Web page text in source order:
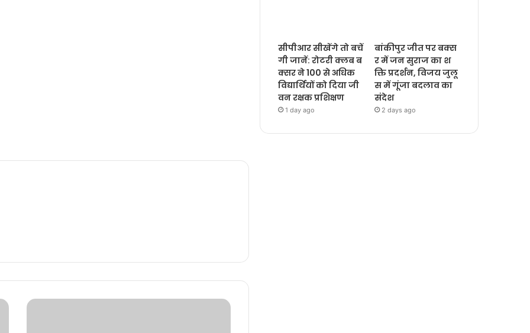
सीपीआर सीखेंगे तो बचें
गी जानें: रोटरी क्लब ब
क्सर ने 100 से अधिक
विद्यार्थियों को दिया जी
वन रक्षक प्रशिक्षण
1 day ago
बांकीपुर जीत पर बक्स
र में जन सुराज का श
क्ति प्रदर्शन, विजय जुलू
स में गूंजा बदलाव का
संदेश
2 days ago